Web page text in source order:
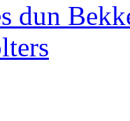
dun